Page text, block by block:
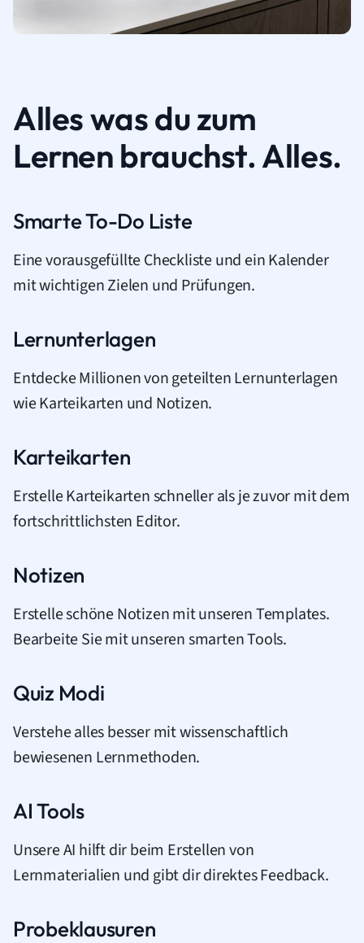
Alles was du zum
Lernen brauchst. Alles.
Smarte To-Do Liste
Eine vorausgefüllte Checkliste und ein Kalender
mit wichtigen Zielen und Prüfungen.
Lernunterlagen
Entdecke Millionen von geteilten Lernunterlagen
wie Karteikarten und Notizen.
Karteikarten
Erstelle Karteikarten schneller als je zuvor mit dem
fortschrittlichsten Editor.
Notizen
Erstelle schöne Notizen mit unseren Templates.
Bearbeite Sie mit unseren smarten Tools.
Quiz Modi
Verstehe alles besser mit wissenschaftlich
bewiesenen Lernmethoden.
AI Tools
Unsere AI hilft dir beim Erstellen von
Lernmaterialien und gibt dir direktes Feedback.
Probeklausuren